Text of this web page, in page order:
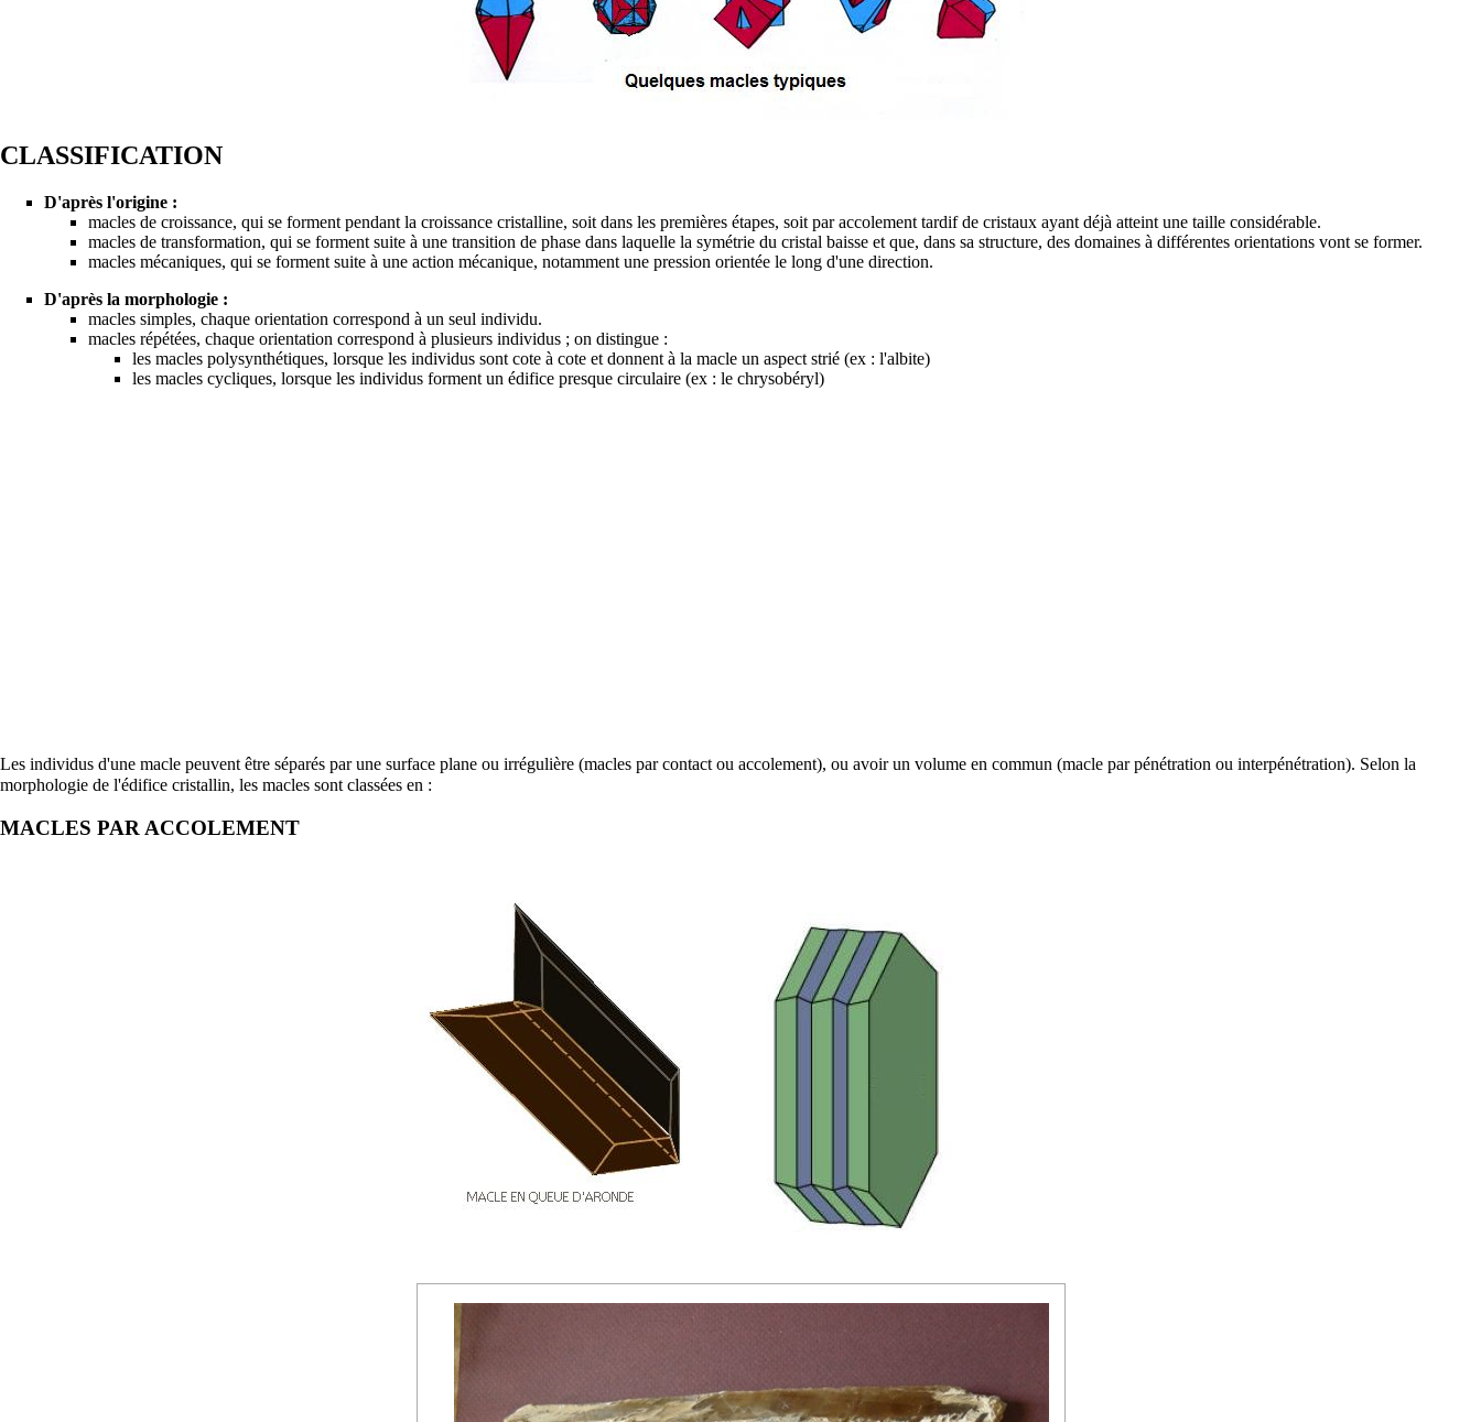
CLASSIFICATION
D'après l'origine :
macles de croissance, qui se forment pendant la croissance cristalline, soit dans les premières étapes, soit par accolement tardif de cristaux ayant déjà atteint une taille considérable.
macles de transformation, qui se forment suite à une transition de phase dans laquelle la symétrie du cristal baisse et que, dans sa structure, des domaines à différentes orientations vont se former.
macles mécaniques, qui se forment suite à une action mécanique, notamment une pression orientée le long d'une direction.
D'après la morphologie :
macles simples, chaque orientation correspond à un seul individu.
macles répétées, chaque orientation correspond à plusieurs individus ; on distingue :
les macles polysynthétiques, lorsque les individus sont cote à cote et donnent à la macle un aspect strié (ex : l'albite)
les macles cycliques, lorsque les individus forment un édifice presque circulaire (ex : le chrysobéryl)
Les individus d'une macle peuvent être séparés par une surface plane ou irrégulière (macles par contact ou accolement), ou avoir un volume en commun (macle par pénétration ou interpénétration). Selon la
morphologie de l'édifice cristallin, les macles sont classées en :
MACLES PAR ACCOLEMENT